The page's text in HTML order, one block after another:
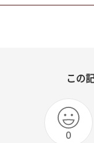
この
0